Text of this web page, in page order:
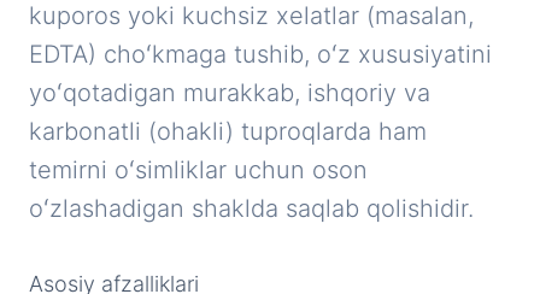
kuporos yoki kuchsiz xelatlar (masalan,
EDTA) choʻkmaga tushib, oʻz xususiyatini
yoʻqotadigan murakkab, ishqoriy va
karbonatli (ohakli) tuproqlarda ham
temirni oʻsimliklar uchun oson
oʻzlashadigan shaklda saqlab qolishidir.
Asosiy afzalliklari